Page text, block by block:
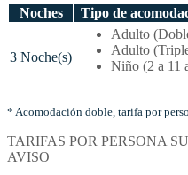
–
noches
tipo
de
Noches Tipo de
3 Noche(s)
Adulto
Adulto
Niño (2 a 11
* Acomodación doble, tarifa por
TARIFAS POR PERSONA
AVISO